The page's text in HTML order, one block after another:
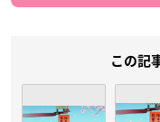
この記